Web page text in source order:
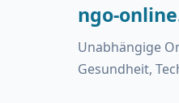
ngo-
Unabhängige
Gesundheit,